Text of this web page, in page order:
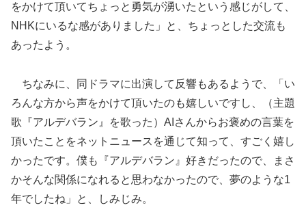
をかけて頂いてちょっと勇気が湧いたという感じがして、
NHKにいるな感がありました」と、ちょっとした交流も
あったよう。
ちなみに、同ドラマに出演して反響もあるようで、「い
ろんな方から声をかけて頂いたのも嬉しいですし、（主題
歌『アルデバラン』を歌った）AIさんからお褒めの言葉を
頂いたことをネットニュースを通じて知って、すごく嬉し
かったです。僕も『アルデバラン』好きだったので、まさ
かそんな関係になれると思わなかったので、夢のような1
年でしたね」と、しみじみ。